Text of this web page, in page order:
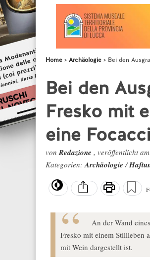
Home Archäologie Bei den
Bei den
Fresko mit
eine
vonRedazione , veröffentlicht
Kategorien:Archäologie/
An der Wand
Fresko mit einem Stillleben
mit Wein dargestellt ist.